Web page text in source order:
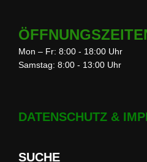
Mon – Fr: 8:00 - 18:00 Uhr
Samstag: 8:00 - 13:00 Uhr
DATENSCHUTZ &
SUCHE